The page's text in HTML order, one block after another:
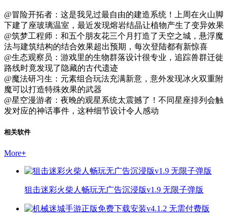
@冒险开拓者：这是我见过最自由的建造系统！上周在火山脚
下建了座玻璃温室，最近发现熔岩结晶让植物产生了变异效果
@筑梦工程师：和五个朋友花三个月打造了天空之城，悬浮魔
法与建筑结构的结合效果超出预期，每次登陆都有新惊喜
@生态观察员：游戏里的生物群落设计很专业，追踪兽群迁徙
路线时竟发现了隐藏的古代遗迹
@魔法研习生：元素组合玩法充满新意，意外发现冰火双重附
魔可以打造特殊效果的武器
@星空漫游者：夜晚的观星系统太震撼了！不同星座排列会触
发对应的神话事件，这种细节设计令人感动
相关软件
More+
狙击迷彩火柴人畅玩无广告沉浸版v1.9 无限子弹版